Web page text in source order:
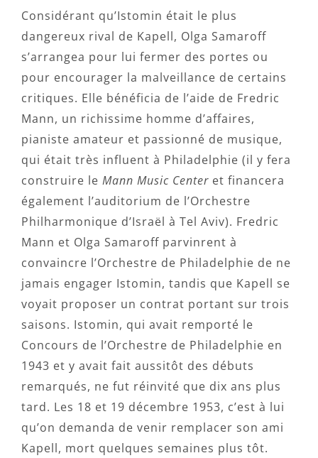
Considérant qu’Istomin était le plus
dangereux rival de Kapell, Olga Samaroff
s’arrangea pour lui fermer des portes ou
pour encourager la malveillance de certains
critiques. Elle bénéficia de l’aide de Fredric
Mann, un richissime homme d’affaires,
pianiste amateur et passionné de musique,
qui était très influent à Philadelphie (il y fera
construire le Mann Music Center et financera
également l’auditorium de l’Orchestre
Philharmonique d’Israël à Tel Aviv). Fredric
Mann et Olga Samaroff parvinrent à
convaincre l’Orchestre de Philadelphie de ne
jamais engager Istomin, tandis que Kapell se
voyait proposer un contrat portant sur trois
saisons. Istomin, qui avait remporté le
Concours de l’Orchestre de Philadelphie en
1943 et y avait fait aussitôt des débuts
remarqués, ne fut réinvité que dix ans plus
tard. Les 18 et 19 décembre 1953, c’est à lui
qu’on demanda de venir remplacer son ami
Kapell, mort quelques semaines plus tôt.